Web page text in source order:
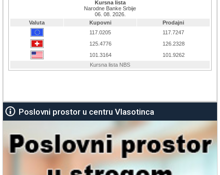
Poslovni prostor u centru Vlasotinca